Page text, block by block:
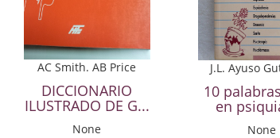
AC Smith. AB Price
DICCIONARIO
ILUSTRADO DE G...
None
J.L. Ayuso
10
en
None